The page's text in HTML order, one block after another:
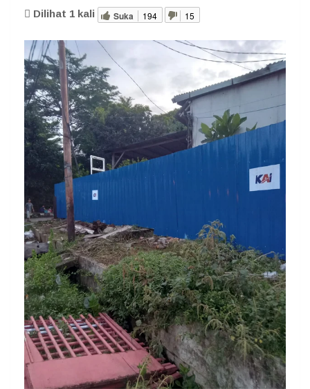
Dilihat 1 kali Suka 194 15